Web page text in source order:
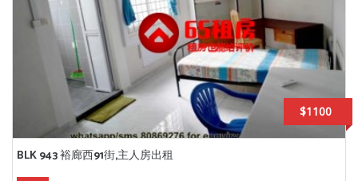
$1100
BLK 943 裕廊西91街,主人房出租